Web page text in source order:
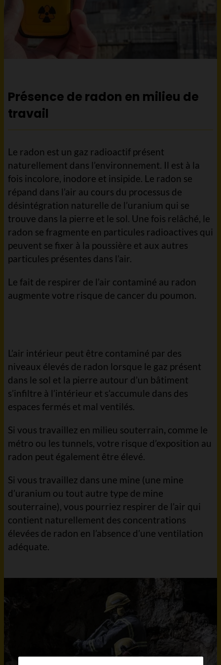
Présence de radon en milieu de
travail
Le radon est un gaz radioactif présent
naturellement dans l’environnement. Il est à la
fois incolore, inodore et insipide. Le radon se
répand dans l’air au cours du processus de
désintégration naturelle de l’uranium qui se
trouve dans la pierre et le sol. Une fois relâché, le
radon se fragmente en particules radioactives qui
peuvent se fixer à la poussière et aux autres
particules présentes dans l’air.
Le fait de respirer de l’air contaminé au radon
augmente votre risque de cancer du poumon.
L’air intérieur peut être contaminé par des
niveaux élevés de radon lorsque le gaz présent
dans le sol et la pierre autour d’un bâtiment
s’infiltre à l’intérieur et s’accumule dans des
espaces fermés et mal ventilés.
Si vous travaillez en milieu souterrain, comme le
métro ou les tunnels, votre risque d’exposition au
radon peut également être élevé.
Si vous travaillez dans une mine (une mine
d’uranium ou tout autre type de mine
souterraine), vous pourriez respirer de l’air qui
contient naturellement des concentrations
élevées de radon en l’absence d’une ventilation
adéquate.